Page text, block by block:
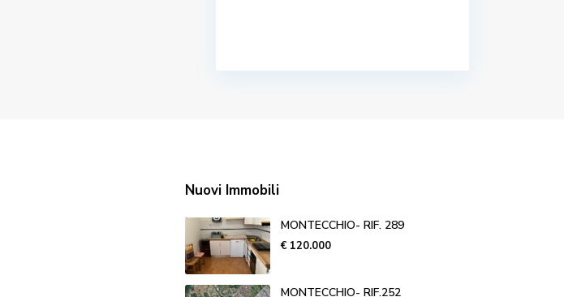
Nuovi Immobili
MONTECCHIO- RIF. 289
€ 120.000
MONTECCHIO- RIF.252